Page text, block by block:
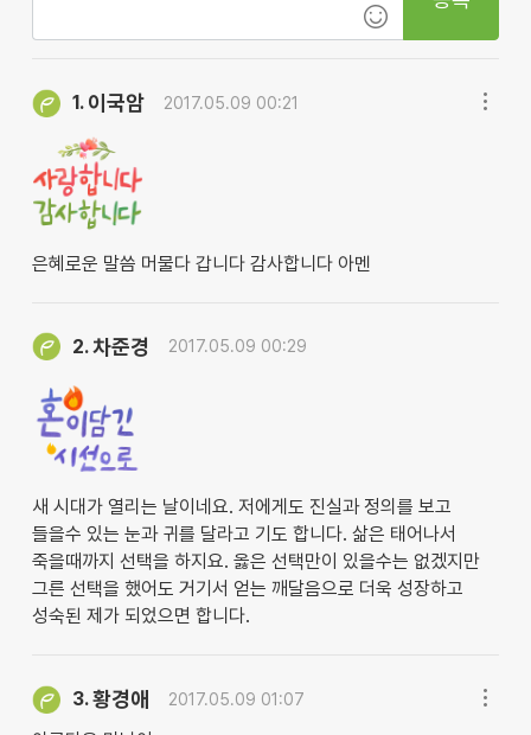
1. 이국암 2017.05.09 00:21
은혜로운 말씀 머물다 갑니다 감사합니다 아멘
2.차준경 2017.05.09 00:29
새 시대가 열리는 날이네요. 저에게도 진실과 정의를 보고
들을수 있는 눈과 귀를 달라고 기도 합니다. 삶은 태어나서
죽을때까지 선택을 하지요. 옳은 선택만이 있을수는 없겠지만
그른 선택을 했어도 거기서 얻는 깨달음으로 더욱 성장하고
성숙된 제가 되었으면 합니다.
3.황경애 2017.05.09 01:07